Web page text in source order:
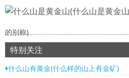
的别称)
特别关注
什么山有黄金(什么样的山上有金矿)